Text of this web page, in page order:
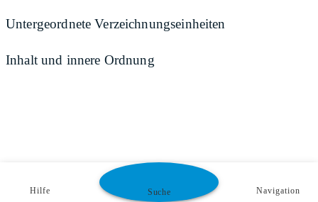
Untergeordnete Verzeichnungseinheiten
Inhalt und innere Ordnung
Hilfe Suche Navigation